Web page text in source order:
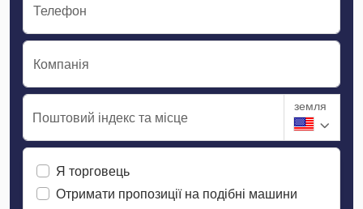
Телефон
Компанія
Поштовий індекс та місце
земля
Я торговець
Отримати пропозиції на подібні машини